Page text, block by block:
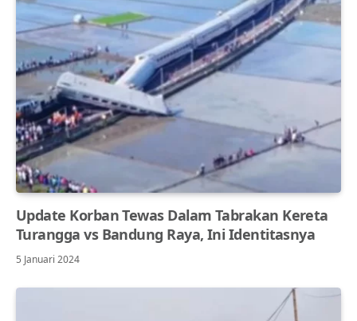
Update Korban Tewas Dalam Tabrakan Kereta
Turangga vs Bandung Raya, Ini Identitasnya
5 Januari 2024